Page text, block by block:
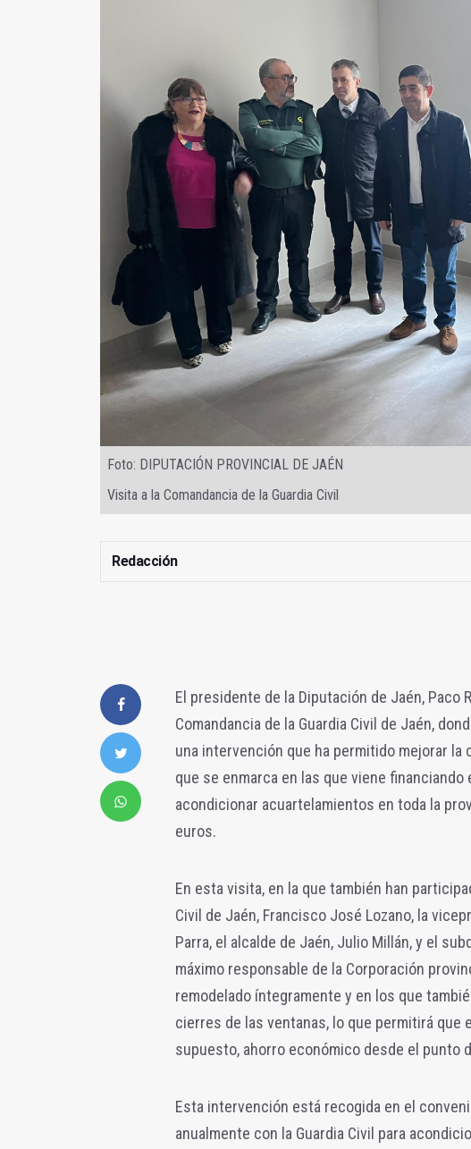
Foto: DIPUTACIÓN PROVINCIAL DE JAÉN
Visita a la Comandancia de la Guardia Civil
Redacción
El presidente de la Diputación de Jaén, Paco
Comandancia de la Guardia Civil de Jaén,
una intervención que ha permitido mejorar
que se enmarca en las que viene
acondicionar acuartelamientos en toda la
euros.
En esta visita, en la que también han
Civil de Jaén, Francisco José Lozano, la
Parra, el alcalde de Jaén, Julio Millán, y el
máximo responsable de la Corporación
remodelado íntegramente y en los que
cierres de las ventanas, lo que permitirá
supuesto, ahorro económico desde el punto
Esta intervención está recogida en el
anualmente con la Guardia Civil para